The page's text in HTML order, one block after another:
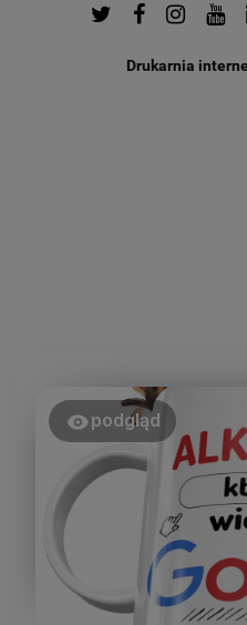
Drukarnia
podgląd